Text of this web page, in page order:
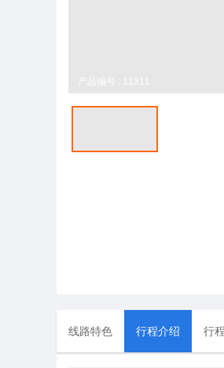
产品编号 : 11311
线路特色 行程介绍 行